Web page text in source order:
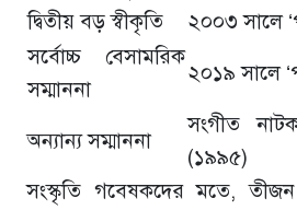
দ্বিতীয় বড় স্বীকৃতি
২০০৩ সালে
সর্বোচ্চ বেসামরিক
সম্মাননা
২০১৯ সালে
অন্যান্য সম্মাননা
সংগীত
(১৯৯৫)
সংস্কৃতি গবেষকদের মতে,